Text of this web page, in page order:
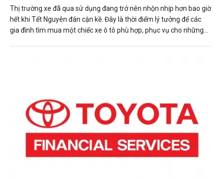
Thị trường xe đã qua sử dụng đang trở nên nhộn nhịp hơn bao giờ
hết khi Tết Nguyên đán cận kề. Đây là thời điểm lý tưởng để các
gia đình tìm mua một chiếc xe ô tô phù hợp, phục vụ cho những